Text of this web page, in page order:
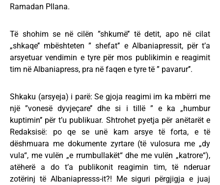
Ramadan Pllana.
Të shohim se në cilën ”shkumë’’ të detit, apo në cilat
„shkaqe’’ mbështeten ” shefat’’ e Albaniapressit, për t’a
arsyetuar vendimin e tyre për mos publikimin e reagimit
tim në Albaniapress, pra në faqen e tyre të ” pavarur’’.
Shkaku (arsyeja) i parë: Se gjoja reagimi im ka mbërri me
një ”vonesë dyvjeçare’’ dhe si i tillë ” e ka „humbur
kuptimin’’ për t’u publikuar. Shtrohet pyetja për anëtarët e
Redaksisë: po qe se unë kam arsye të forta, e të
dëshmuara me dokumente zyrtare (të vulosura me „dy
vula“, me vulën „e rrumbullakët“ dhe me vulën „katrore“),
atëherë a do t’a publikonit reagimin tim, të nderuar
zotërinj të Albaniapresss-it?! Me siguri përgjigja e juaj